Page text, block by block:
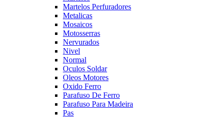
Martelos Perfuradores
Metalicas
Mosaicos
Motosserras
Nervurados
Nivel
Normal
Oculos Soldar
Oleos Motores
Oxido Ferro
Parafuso De Ferro
Parafuso Para Madeira
Pas